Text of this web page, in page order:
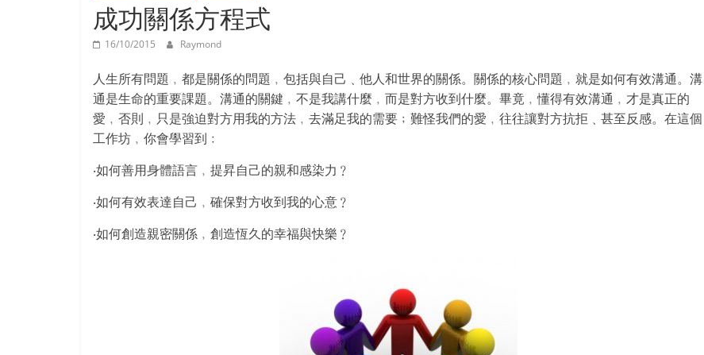
成功關係方程式
16/10/2015 Raymond
人生所有問題﹐都是關係的問題﹐包括與自己﹑他人和世界的關係。 關係的核心問題﹐就是如何有效溝通。溝
通是生命的重要課題。 溝通的關鍵﹐不是我講什麼﹐而是對方收到什麼。畢竟﹐懂得有效溝通﹐才是真正的
愛﹐否則﹐只是強迫對方用我的方法﹐ 去滿足我的需要﹔難怪我們的愛﹐往往讓對方抗拒﹑甚至反感。 在這個
工作坊﹐你會學習到﹕
‧如何善用身體語言﹐提昇自己的親和感染力﹖
‧如何有效表達自己﹐確保對方收到我的心意﹖
‧如何創造親密關係﹐創造恆久的幸福與快樂﹖